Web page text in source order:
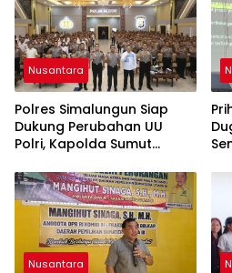
Nusantara
Polres Simalungun Siap
Dukung Perubahan UU
Polri, Kapolda Sumut
Penguatan
Profesionalisme dan
Akuntabilitas Personel
Nusantara